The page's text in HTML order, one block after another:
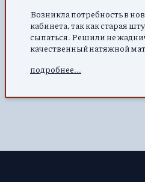
Возникла потребность в
кабинета, так как старая
сыпаться. Решили не
качественный натяжной
несколько месяцев висит и
подробнее...